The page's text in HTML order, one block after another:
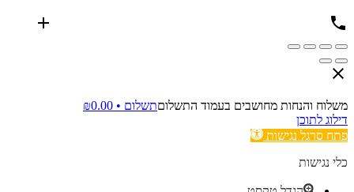
משלוח והנחות מחושבים בעמוד התשלוםתשלום • ₪0.00
דילוג לתוכן
פתח סרגל נגישות
כלי נגישות